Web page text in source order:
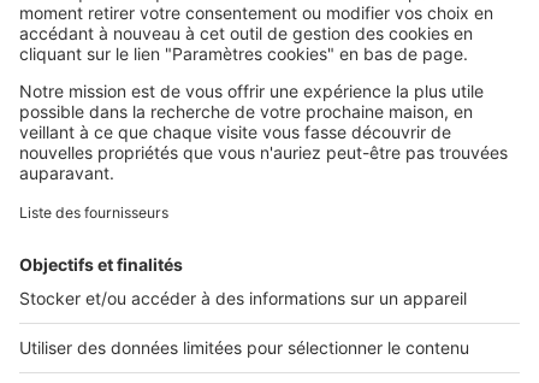
SeLoger c'est aussi
Retrouvez-nous sur ...
L'ENTREPRISE